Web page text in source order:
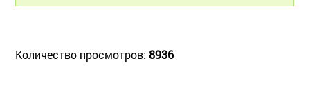
Количество просмотров: 8936